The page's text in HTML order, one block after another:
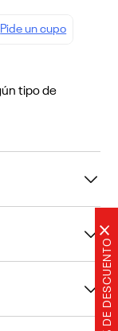
20% DE DESCUENTO
×
tipo de